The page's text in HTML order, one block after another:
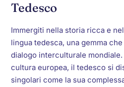
Tedesco
Immergiti nella storia ricca e
lingua tedesca, una gemma
dialogo interculturale
cultura europea, il tedesco si
singolari come la sua